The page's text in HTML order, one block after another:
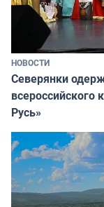
НОВОСТИ
Северянки
всероссийского
Русь»